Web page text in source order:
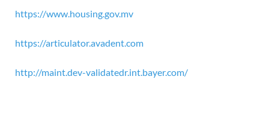
https://www.housing.gov.mv
https://articulator.avadent.com
http://maint.dev-validatedr.int.bayer.com/